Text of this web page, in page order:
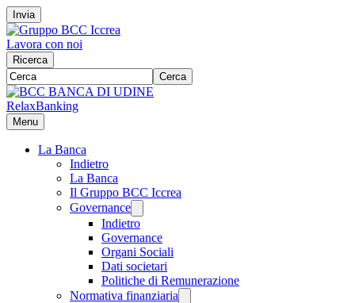
Invia
Lavora con noi
Ricerca
Cerca
RelaxBanking
Menu
La Banca
Indietro
La Banca
Il Gruppo BCC Iccrea
Governance
Indietro
Governance
Organi Sociali
Dati societari
Politiche di Remunerazione
Normativa finanziaria